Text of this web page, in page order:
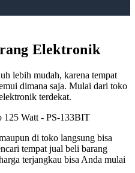
Elektronik
lebih mudah, karena tempat
dimana saja. Mulai dari toko
terdekat.
di toko langsung bisa
tempat jual beli barang
terjangkau bisa Anda mulai